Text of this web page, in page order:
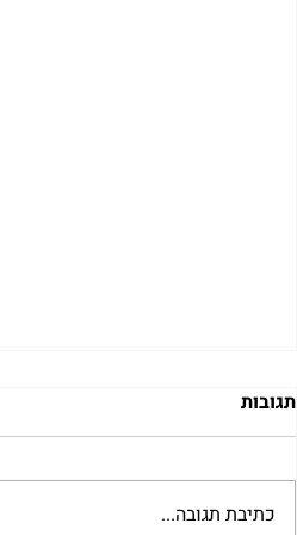
תגובות
כתיבת תגובה...